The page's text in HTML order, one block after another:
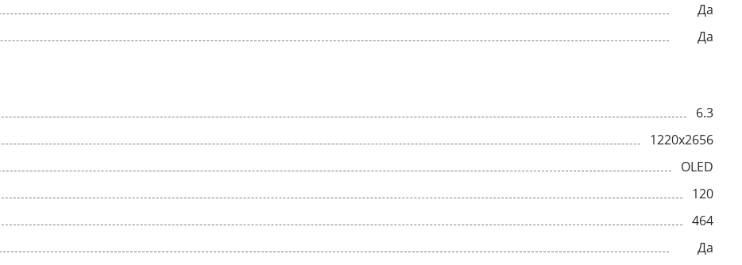
Да
Да
6.3
1220x2656
OLED
120
464
Да